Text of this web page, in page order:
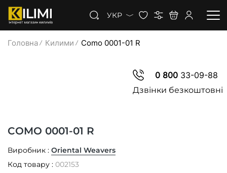
УКР
Головна Килими Como 0001-01 R
0 80033-09-88
Дзвінки безкоштовні
COMO 0001-01 R
Виробник : Oriental Weavers
Код товару : 002153